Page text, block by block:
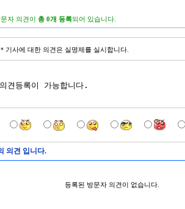
문자 의견이 총 0개 등록되어 있습니다.
＊기사에 대한 의견은 실명제를 실시합니다.
의견 입니다.
등록된 방문자 의견이 없습니다.